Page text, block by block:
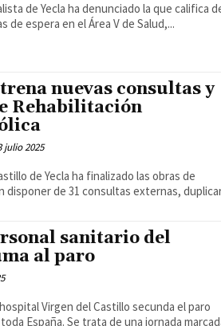
de Yecla ha denunciado la que califica
de espera en el Área V de Salud,...
nuevas consultas y
Rehabilitación
julio 2025
de Yecla ha finalizado las obras de
disponer de 31 consultas externas,
sanitario del
al paro
Virgen del Castillo secunda el paro
España. Se trata de una jornada